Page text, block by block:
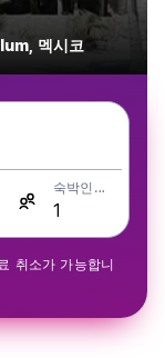
멕시코
숙박인원
취소가 가능합니